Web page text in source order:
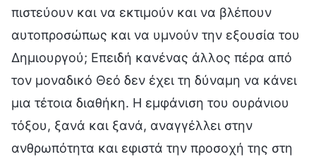
πιστεύουν και να εκτιμούν και να βλέπουν
αυτοπροσώπως και να υμνούν την εξουσία του
Δημιουργού; Επειδή κανένας άλλος πέρα από
τον μοναδικό Θεό δεν έχει τη δύναμη να κάνει
μια τέτοια διαθήκη. Η εμφάνιση του ουράνιου
τόξου, ξανά και ξανά, αναγγέλλει στην
ανθρωπότητα και εφιστά την προσοχή της στη